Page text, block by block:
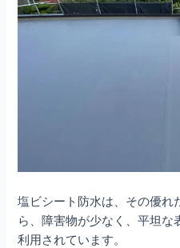
塩ビシート防水は、その優れ
ら、障害物が少なく、平坦な
利用されています。